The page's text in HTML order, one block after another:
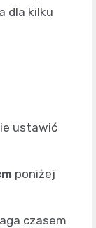
dla kilku
ustawić
poniżej
czasem